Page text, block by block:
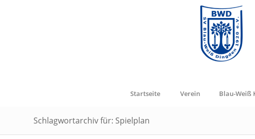
Startseite Verein Blau-Weiß
Schlagwortarchiv für: Spielplan